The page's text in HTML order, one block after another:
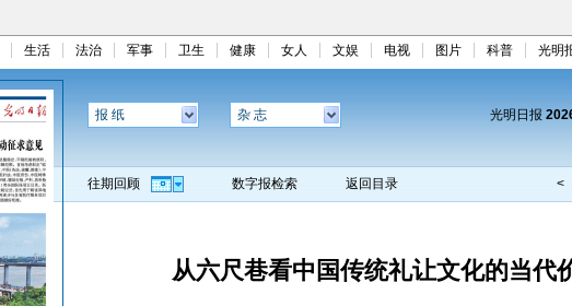
生活 法治 军事 卫生 健康 女人 文娱 电视 图片 科普 光明
报 纸 杂 志 光明日报
往期回顾 数字报检索 返回目录 <
从六尺巷看中国传统礼让文化的当代